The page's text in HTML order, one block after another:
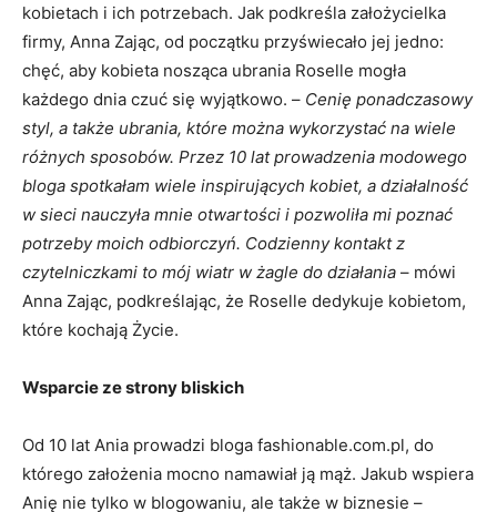
kobietach i ich potrzebach. Jak podkreśla założycielka
firmy, Anna Zając, od początku przyświecało jej jedno:
chęć, aby kobieta nosząca ubrania Roselle mogła
każdego dnia czuć się wyjątkowo. – Cenię ponadczasowy
styl, a także ubrania, które można wykorzystać na wiele
różnych sposobów. Przez 10 lat prowadzenia modowego
bloga spotkałam wiele inspirujących kobiet, a działalność
w sieci nauczyła mnie otwartości i pozwoliła mi poznać
potrzeby moich odbiorczyń. Codzienny kontakt z
czytelniczkami to mój wiatr w żagle do działania – mówi
Anna Zając, podkreślając, że Roselle dedykuje kobietom,
które kochają Życie.
Wsparcie ze strony bliskich
Od 10 lat Ania prowadzi bloga fashionable.com.pl, do
którego założenia mocno namawiał ją mąż. Jakub wspiera
Anię nie tylko w blogowaniu, ale także w biznesie –